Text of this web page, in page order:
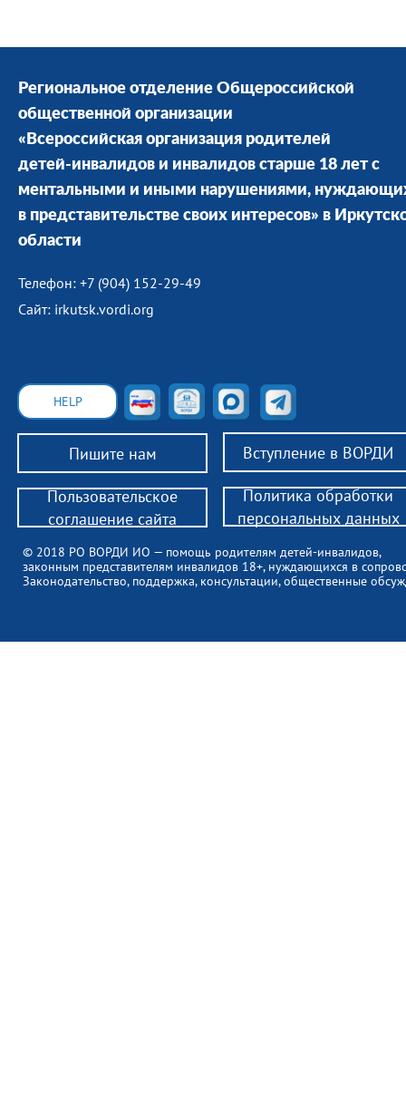
Региональное отделение Общероссийской
общественной организации
«Всероссийская организация родителей
детей-инвалидов и инвалидов старше 18 лет с
ментальными и иными нарушениями,
в представительстве своих интересов» в
области
Телефон: +7 (904) 152-29-49
Сайт: irkutsk.vordi.org
Пишите нам Вступление в ВОРДИ
© 2018 РО ВОРДИ ИО — помощь родителям детей-инвалидов,
законным представителям инвалидов 18+, нуждающихся в
Законодательство, поддержка, консультации, общественные
HELP
Пользовательское
соглашение сайта
Политика обработки
персональных данных